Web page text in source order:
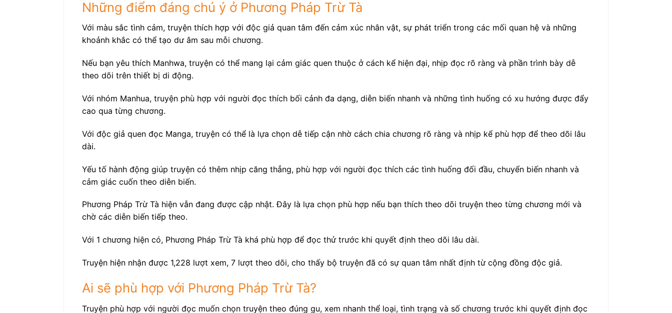
Những điểm đáng chú ý ở Phương Pháp Trừ Tà
Với màu sắc tình cảm, truyện thích hợp với độc giả quan tâm đến cảm xúc nhân vật, sự phát triển trong các mối quan hệ và những
khoảnh khắc có thể tạo dư âm sau mỗi chương.
Nếu bạn yêu thích Manhwa, truyện có thể mang lại cảm giác quen thuộc ở cách kể hiện đại, nhịp đọc rõ ràng và phần trình bày dễ
theo dõi trên thiết bị di động.
Với nhóm Manhua, truyện phù hợp với người đọc thích bối cảnh đa dạng, diễn biến nhanh và những tình huống có xu hướng được đẩy
cao qua từng chương.
Với độc giả quen đọc Manga, truyện có thể là lựa chọn dễ tiếp cận nhờ cách chia chương rõ ràng và nhịp kể phù hợp để theo dõi lâu
dài.
Yếu tố hành động giúp truyện có thêm nhịp căng thẳng, phù hợp với người đọc thích các tình huống đối đầu, chuyển biến nhanh và
cảm giác cuốn theo diễn biến.
Phương Pháp Trừ Tà hiện vẫn đang được cập nhật. Đây là lựa chọn phù hợp nếu bạn thích theo dõi truyện theo từng chương mới và
chờ các diễn biến tiếp theo.
Với 1 chương hiện có, Phương Pháp Trừ Tà khá phù hợp để đọc thử trước khi quyết định theo dõi lâu dài.
Truyện hiện nhận được 1,228 lượt xem, 7 lượt theo dõi, cho thấy bộ truyện đã có sự quan tâm nhất định từ cộng đồng độc giả.
Ai sẽ phù hợp với Phương Pháp Trừ Tà?
Truyện phù hợp với người đọc muốn chọn truyện theo đúng gu, xem nhanh thể loại, tình trạng và số chương trước khi quyết định đọc